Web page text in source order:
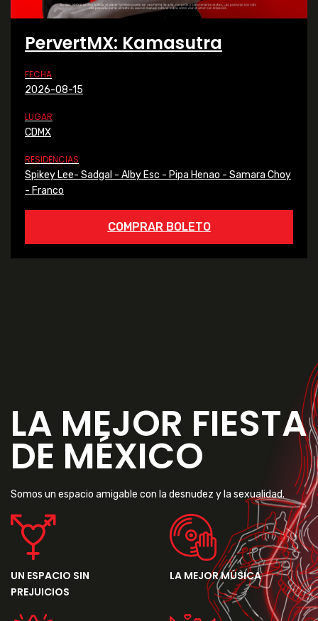
PervertMX: Kamasutra
FECHA
2026-08-15
LUGAR
CDMX
RESIDENCIAS
Spikey Lee- Sadgal - Alby Esc - Pipa Henao - Samara Choy
- Franco
COMPRAR BOLETO
LA MEJOR FIESTA
DE MÉXICO
Somos un espacio amigable con la desnudez y la sexualidad.
UN ESPACIO SIN
PREJUICIOS
LA MEJOR MÚSICA